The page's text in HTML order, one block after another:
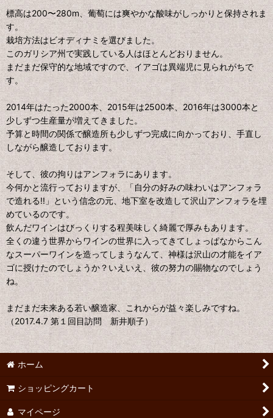
標高は200〜280ⅿ、葡萄には爽やかな酸味がしっかりと保持されま
す。
栽培方法はビオディナミを選びました。
このガリシア州で実践している人はほとんどおりません。
まだまだ保守的な地域ですので、イアゴは異端児に見られがちで
す。
2014年はたった2000本、2015年は2500本、2016年は3000本と
少しずつ生産量が増えてきました。
予算と時間の関係で醸造所も少しずつ完成に向かっており、手直し
しながら醸造しております。
そして、彼の拘りはアンフォラにあります。
今何かと流行っておりますが、「自分の好みの味わいはアンフォラ
で造れる!!」という信念の元、地下室を改造して沢山アンフォラを埋
めているのです。
飲んだワインはびっくりする程美味しく綺麗で厚みもあります。
全くの違う世界からワインの世界に入ってきてしょっぱなからこん
なスーパーワインを造ってしまうなんて、神様は沢山の才能をイア
ゴに授けたのでしょうか？いえいえ、彼の努力の賜物なのでしょう
ね。
まだまだ未来ある若い醸造家、これからが益々楽しみですね。
（2017.4.7 第１回目訪問 新井順子）
ホーム
ショッピングカート
マイページ